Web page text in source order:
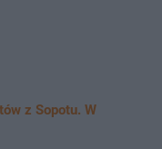
z Sopotu. W